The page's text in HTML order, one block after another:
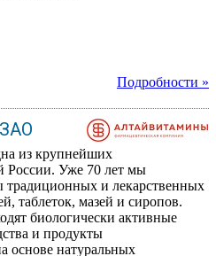
Подробности »
из крупнейших
России. Уже 70 лет мы
и лекарственных
таблеток, мазей и сиропов.
биологически активные
и продукты
основе натуральных